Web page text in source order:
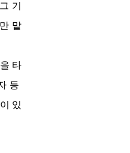
기
맡
타
등
있